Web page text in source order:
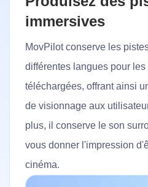
Sorties vidéo
Avec MovPilot Paramount
vous pouvez profiter des
1080P et HD 720P
outre, vous pouvez
codec vidéo de sortie, le
d'enregistrement en fonction